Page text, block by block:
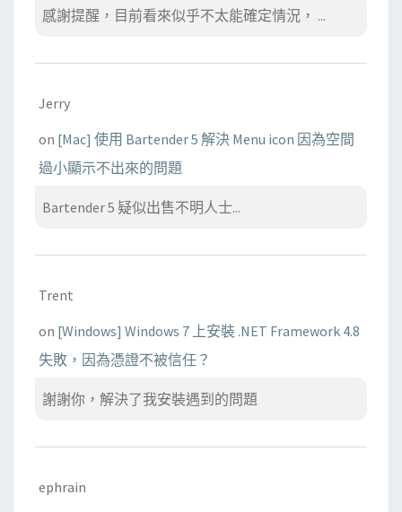
感謝提醒，目前看來似乎不太能確定情況， ...
Jerry
on [Mac] 使用 Bartender 5 解決 Menu icon 因為空間
過小顯示不出來的問題
Bartender 5 疑似出售不明人士...
Trent
on [Windows] Windows 7 上安裝 .NET Framework 4.8
失敗，因為憑證不被信任？
謝謝你，解決了我安裝遇到的問題
ephrain